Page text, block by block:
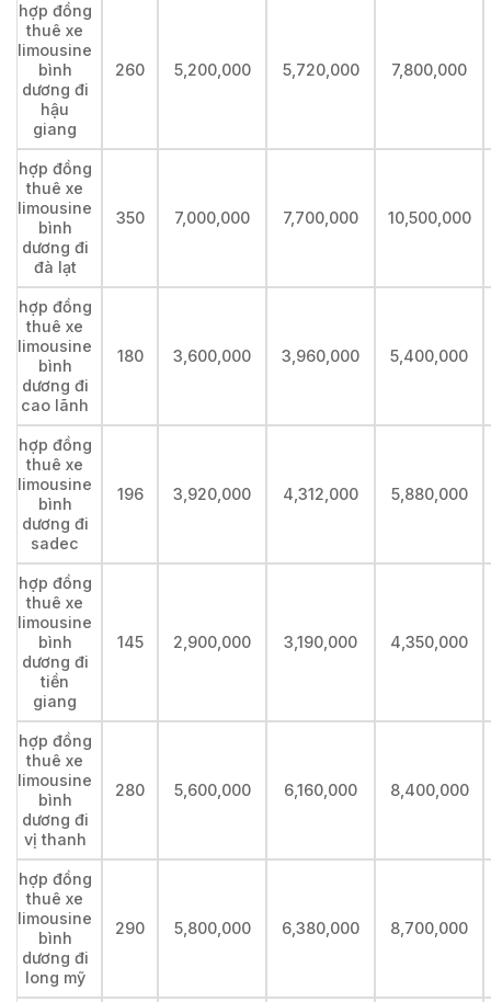
hợp đồng
thuê xe
limousine
bình
dương đi
hậu
giang
260 5,200,000 5,720,000 7,800,000
hợp đồng
thuê xe
limousine
bình
dương đi
đà lạt
350 7,000,000 7,700,000 10,500,000
hợp đồng
thuê xe
limousine
bình
dương đi
cao lãnh
180 3,600,000 3,960,000 5,400,000
hợp đồng
thuê xe
limousine
bình
dương đi
sadec
196 3,920,000 4,312,000 5,880,000
hợp đồng
thuê xe
limousine
bình
dương đi
tiền
giang
145 2,900,000 3,190,000 4,350,000
hợp đồng
thuê xe
limousine
bình
dương đi
vị thanh
280 5,600,000 6,160,000 8,400,000
hợp đồng
thuê xe
limousine
bình
dương đi
long mỹ
290 5,800,000 6,380,000 8,700,000